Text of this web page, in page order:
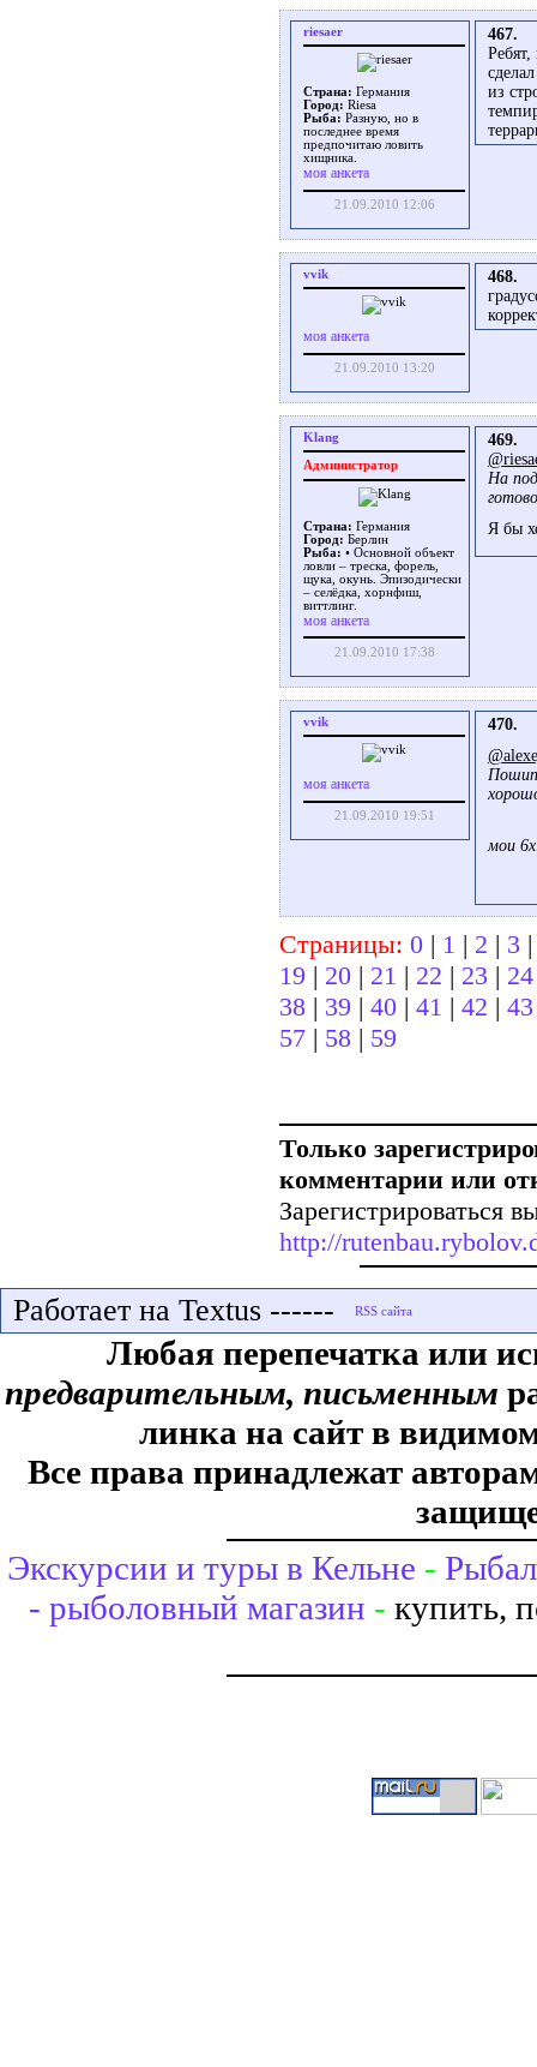
riesaer
Страна: Германия
Город: Riesa
Рыба: Разную, но в
последнее время
предпочитаю ловить
хищника.
моя анкета
21.09.2010 12:06
467.
из
vvik
моя анкета
21.09.2010 13:20
468.
Klang
Администратор
Страна: Германия
Город: Берлин
Рыба: • Основной объект
ловли – треска, форель,
щука, окунь. Эпизодически
– селёдка, хорнфиш,
виттлинг.
моя анкета
21.09.2010 17:38
469.
На
готово
Я бы
vvik
моя анкета
21.09.2010 19:51
470.
мои
Страницы: 0 | 1 | 2 | 3
19 | 20 | 21 | 22 | 23 | 24
38 | 39 | 40 | 41 | 42 | 43
57 | 58 | 59
Только
комментарии или
Зарегистрироваться
http://
Работает на Textus ------
Любая перепечатка или
предварительным, письменным
линка на сайт в
Все права принадлежат
Экскурсии и туры в Кельне -
- рыболовный магазин - купить,